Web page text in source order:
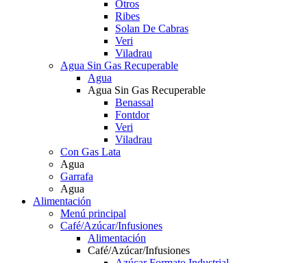
Otros
Ribes
Solan De Cabras
Veri
Viladrau
Agua Sin Gas Recuperable
Agua
Agua Sin Gas Recuperable
Benassal
Fontdor
Veri
Viladrau
Con Gas Lata
Agua
Garrafa
Agua
Alimentación
Menú principal
Café/Azúcar/Infusiones
Alimentación
Café/Azúcar/Infusiones